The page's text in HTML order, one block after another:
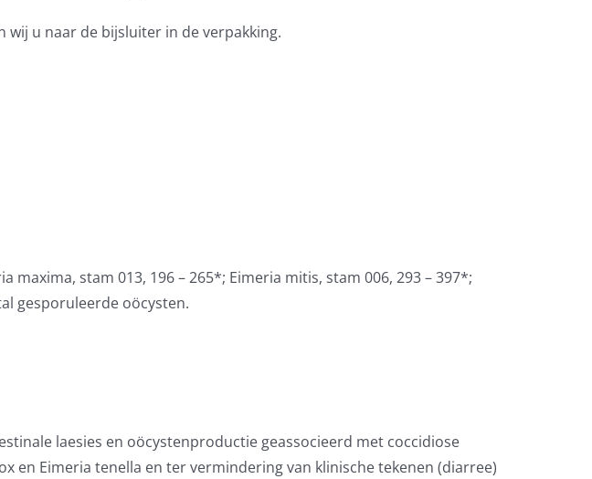
u naar de bijsluiter in de verpakking.
maxima, stam 013, 196 – 265*; Eimeria mitis, stam 006, 293 – 397*;
gesporuleerde oöcysten.
laesies en oöcystenproductie geassocieerd met coccidiose
en Eimeria tenella en ter vermindering van klinische tekenen (diarree)